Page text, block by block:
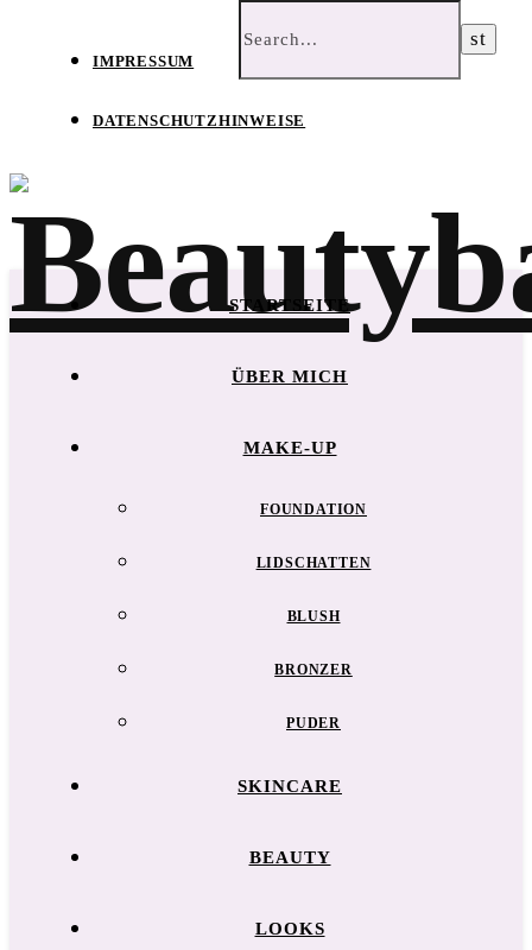
IMPRESSUM
DATENSCHUTZHINWEISE
STARTSEITE
ÜBER MICH
MAKE-UP
FOUNDATION
LIDSCHATTEN
BLUSH
BRONZER
PUDER
SKINCARE
BEAUTY
LOOKS